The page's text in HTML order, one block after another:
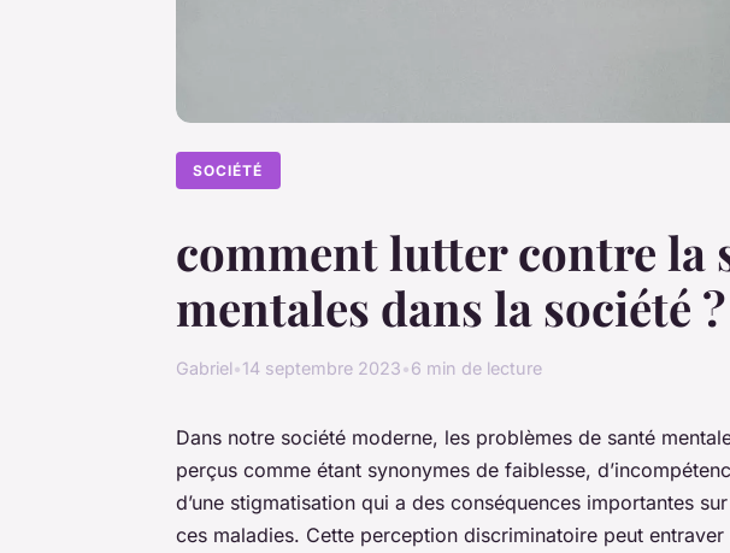
SOCIÉTÉ
comment lutter contre la
mentales dans la société ?
Gabriel•14 septembre 2023•6 min de lecture
Dans notre société moderne, les problèmes de santé
perçus comme étant synonymes de faiblesse,
d’une stigmatisation qui a des conséquences importantes
ces maladies. Cette perception discriminatoire peut entraver